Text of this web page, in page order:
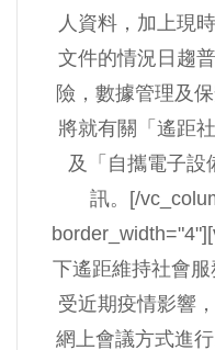
人資料，加上現
文件的情況日趨
險，數據管理及
將就有關「遙距
及「自攜電子設
訊。[/
下遙距維持社會
受近期疫情影響
網上會議方式進